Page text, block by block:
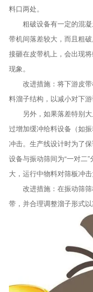
料口两处。
粗破设备有一定的混凝
带机间落差较大，而且粗
接砸在皮带机上，会出现
现象。
改进措施：将下游皮带
料溜子结构，以减小对下游
另外，如果落差特别大
过增加缓冲给料设备（如
冲击。生产线设计时为了
设备与振动筛间为“一对二
大，运行中物料对筛板冲击
改进措施：在振动筛筛
带，并合理调整溜子形式